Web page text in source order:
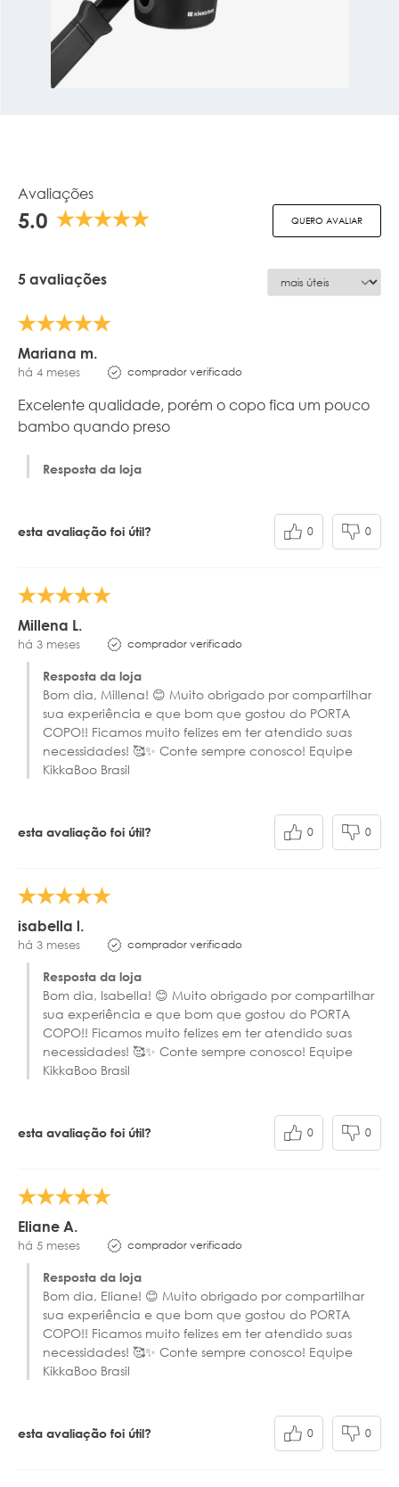
Avaliações
5.0 QUERO AVALIAR
5 avaliações
Mariana m.
há 4 meses comprador verificado
Excelente qualidade, porém o copo fica um pouco
bambo quando preso
Resposta da loja
esta avaliação foi útil? 0 0
Millena L.
há 3 meses comprador verificado
Resposta da loja
Bom dia, Millena! 😊 Muito obrigado por compartilhar
sua experiência e que bom que gostou do PORTA
COPO!! Ficamos muito felizes em ter atendido suas
necessidades! 🥰✨ Conte sempre conosco! Equipe
KikkaBoo Brasil
esta avaliação foi útil? 0 0
isabella l.
há 3 meses comprador verificado
Resposta da loja
Bom dia, Isabella! 😊 Muito obrigado por compartilhar
sua experiência e que bom que gostou do PORTA
COPO!! Ficamos muito felizes em ter atendido suas
necessidades! 🥰✨ Conte sempre conosco! Equipe
KikkaBoo Brasil
esta avaliação foi útil? 0 0
Eliane A.
há 5 meses comprador verificado
Resposta da loja
Bom dia, Eliane! 😊 Muito obrigado por compartilhar
sua experiência e que bom que gostou do PORTA
COPO!! Ficamos muito felizes em ter atendido suas
necessidades! 🥰✨ Conte sempre conosco! Equipe
KikkaBoo Brasil
esta avaliação foi útil? 0 0